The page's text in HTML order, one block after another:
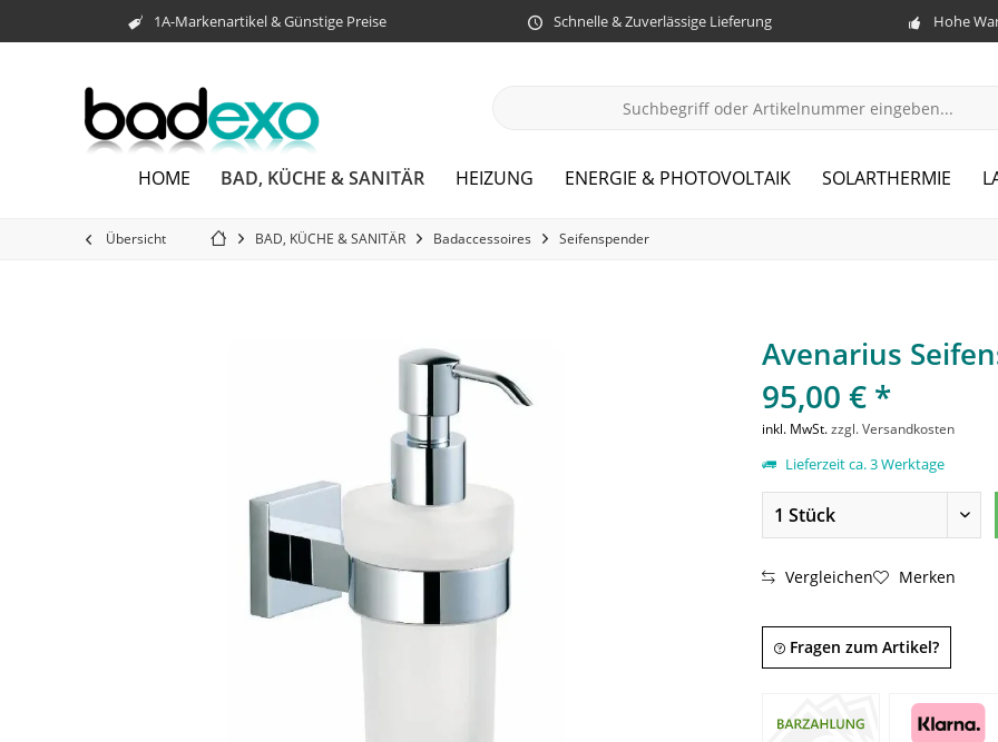
1A-Markenartikel & Günstige Preise Schnelle & Zuverlässige Lieferung Hohe
HOME BAD, KÜCHE & SANITÄR HEIZUNG ENERGIE & PHOTOVOLTAIK SOLARTHERMIE
Übersicht BAD, KÜCHE & SANITÄR Badaccessoires Seifenspender
Avenarius
95,00 € *
inkl. MwSt.zzgl. Versandkosten
Lieferzeit ca. 3 Werktage
Vergleichen Merken
Fragen zum Artikel?